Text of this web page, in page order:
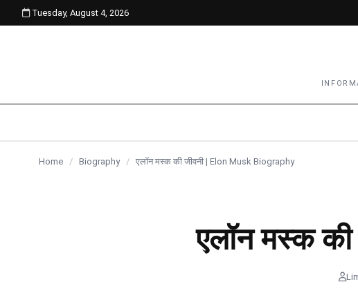
content
Tuesday, August 4, 2026
Home / Biography / एलॉन मस्क की जीवनी | Elon Musk Biography
एलॉन मस्क